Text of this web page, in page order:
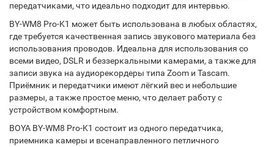
передатчиками, что идеально подходит для интервью.
BY-WM8 Pro-K1 может быть использована в любых областях,
где требуется качественная запись звукового материала без
использования проводов. Идеальна для использования со
всеми видео, DSLR и беззеркальными камерами, а также для
записи звука на аудиорекордеры типа Zoom и Tascam.
Приёмник и передатчики имеют лёгкий вес и небольшие
размеры, а также простое меню, что делает работу с
устройством комфортным.
BOYA BY-WM8 Pro-K1 состоит из одного передатчика,
приемника камеры и всенаправленного петличного